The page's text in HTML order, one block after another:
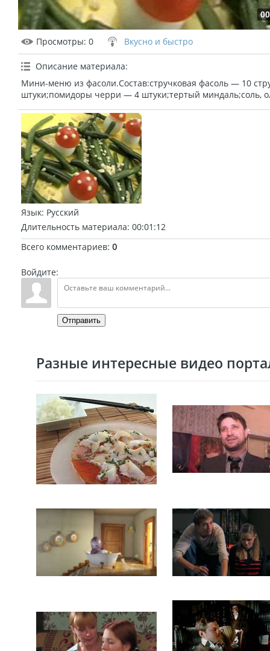
Просмотры: 0 Вкусно и быстро
Описание материала:
Мини-меню из фасоли.Состав:стручковая фасоль — 10
штуки;помидоры черри — 4 штуки;тертый миндаль;соль,
Язык: Русский
Длительность материала: 00:01:12
Всего комментариев: 0
Войдите:
Отправить
Разные интересные видео